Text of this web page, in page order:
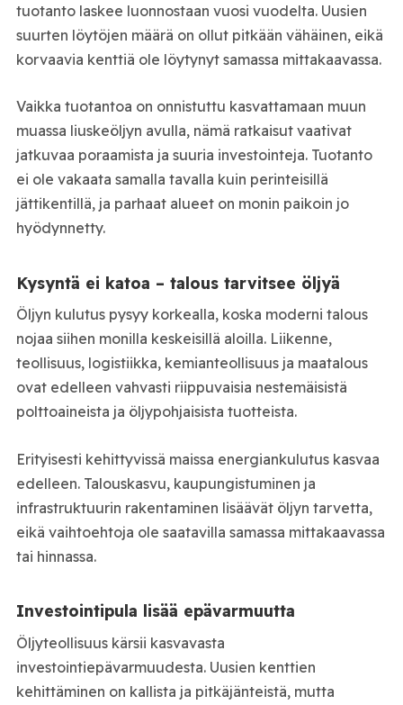
tuotanto laskee luonnostaan vuosi vuodelta. Uusien
suurten löytöjen määrä on ollut pitkään vähäinen, eikä
korvaavia kenttiä ole löytynyt samassa mittakaavassa.
Vaikka tuotantoa on onnistuttu kasvattamaan muun
muassa liuskeöljyn avulla, nämä ratkaisut vaativat
jatkuvaa poraamista ja suuria investointeja. Tuotanto
ei ole vakaata samalla tavalla kuin perinteisillä
jättikentillä, ja parhaat alueet on monin paikoin jo
hyödynnetty.
Kysyntä ei katoa – talous tarvitsee öljyä
Öljyn kulutus pysyy korkealla, koska moderni talous
nojaa siihen monilla keskeisillä aloilla. Liikenne,
teollisuus, logistiikka, kemianteollisuus ja maatalous
ovat edelleen vahvasti riippuvaisia nestemäisistä
polttoaineista ja öljypohjaisista tuotteista.
Erityisesti kehittyvissä maissa energiankulutus kasvaa
edelleen. Talouskasvu, kaupungistuminen ja
infrastruktuurin rakentaminen lisäävät öljyn tarvetta,
eikä vaihtoehtoja ole saatavilla samassa mittakaavassa
tai hinnassa.
Investointipula lisää epävarmuutta
Öljyteollisuus kärsii kasvavasta
investointiepävarmuudesta. Uusien kenttien
kehittäminen on kallista ja pitkäjänteistä, mutta